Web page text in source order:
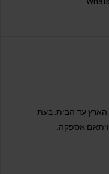
עסקים לכל הארץ עד הבית. בעת
ויתאם אספקה.